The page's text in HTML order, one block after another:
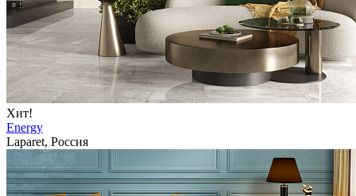
Хит!
Energy
Laparet, Россия